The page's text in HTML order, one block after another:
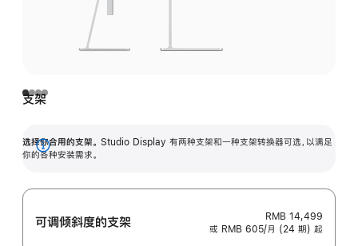
支架
选择你合用的支架。 Studio Display 有两种支架和一种支架转换器可选，以满足
你的各种安装需求。
展
可调倾斜度的支架
RMB 14,499
或 RMB 605/月 (24 期) 起